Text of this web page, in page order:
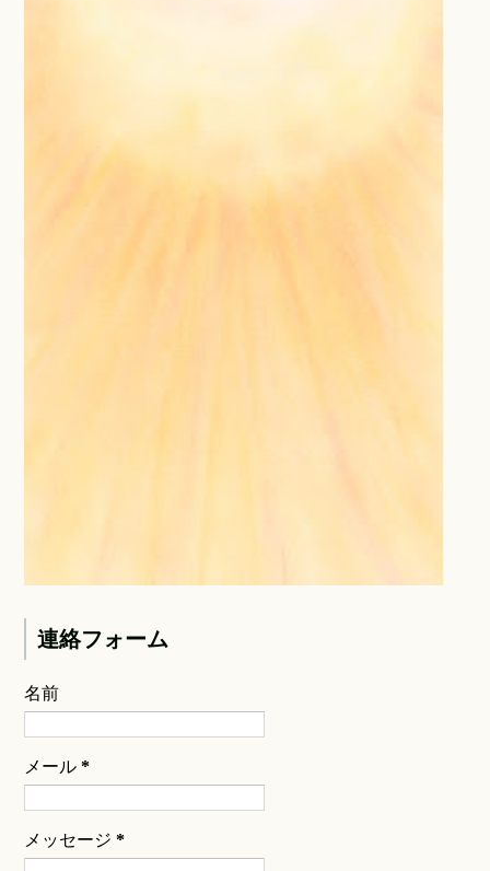
連絡フォーム
名前
メール*
メッセージ*